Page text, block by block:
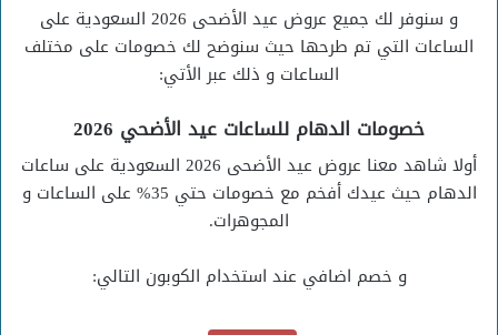
و سنوفر لك جميع عروض عيد الأضحى 2026 السعودية على
الساعات التي تم طرحها حيث سنوضح لك خصومات على مختلف
الساعات و ذلك عبر الأتي:
خصومات الدهام للساعات عيد الأضحي 2026
أولا شاهد معنا عروض عيد الأضحى 2026 السعودية على ساعات
الدهام حيث عيدك أفخم مع خصومات حتي 35% على الساعات و
المجوهرات.
و خصم اضافي عند استخدام الكوبون التالي: